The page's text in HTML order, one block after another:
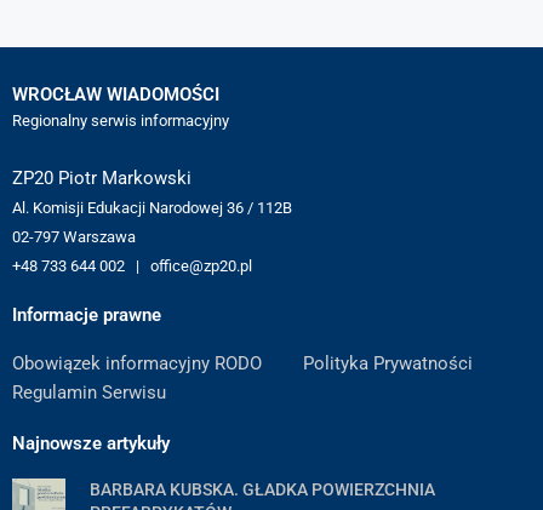
WROCŁAW WIADOMOŚCI
Regionalny serwis informacyjny
ZP20 Piotr Markowski
Al. Komisji Edukacji Narodowej 36 / 112B
02-797 Warszawa
+48 733 644 002 | office@zp20.pl
Informacje prawne
Obowiązek informacyjny RODO
Polityka Prywatności
Regulamin Serwisu
Najnowsze artykuły
BARBARA KUBSKA. GŁADKA POWIERZCHNIA